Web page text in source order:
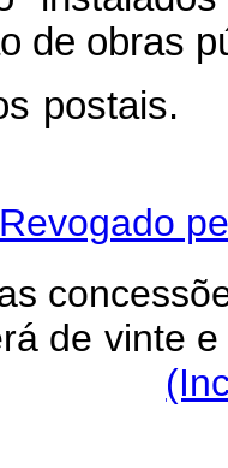
de obras
postais.
de vinte